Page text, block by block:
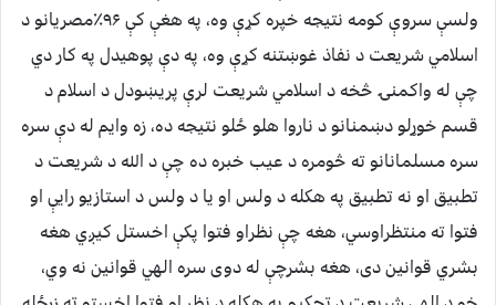
ولسې سروې کومه نتيجه خپره کړې وه، په هغې کې ۹۶٪مصريانو د
اسلامي شريعت د نفاذ غوښتنه کړې وه، په دې پوهيدل په کار دي
چې له واکمنۍ څخه د اسلامي شريعت لرې پريښودل د اسلام د
قسم خوړلو دښمنانو د ناروا هلو ځلو نتيجه ده، زه وايم له دې سره
سره مسلمانانو ته څومره د عيب خبره ده چې د الله د شريعت د
تطبيق او نه تطبيق په هکله د ولس او يا د ولس د استازيو رايې او
فتوا ته منتظراوسي، هغه چې نظراو فتوا پکې اخستل کيږي هغه
بشري قوانين دی، هغه بشرچې له دوی سره الهي قوانين نه وي،